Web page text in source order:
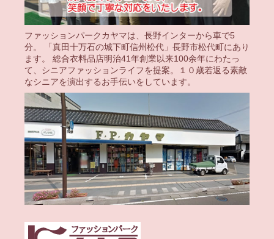
ファッションパークカヤマは、長野インターから車で5
分。 「真田十万石の城下町信州松代」長野市松代町にあり
ます。 総合衣料品店明治41年創業以来100余年にわたっ
て、シニアファッションライフを提案。１０歳若返る素敵
なシニアを演出するお手伝いをしています。